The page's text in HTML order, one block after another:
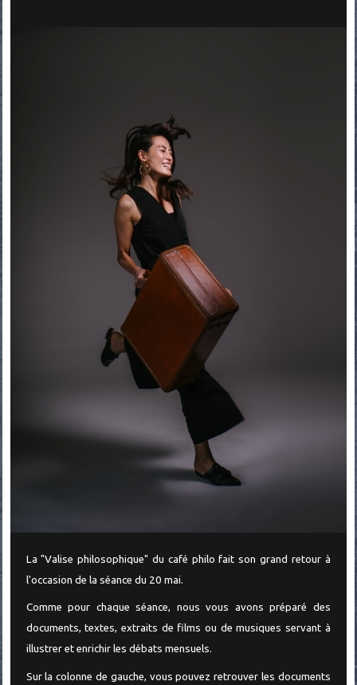
La "Valise philosophique" du café philo fait son grand retour à
l'occasion de la séance du 20 mai.
Comme pour chaque séance, nous vous avons préparé des
documents, textes, extraits de films ou de musiques servant à
illustrer et enrichir les débats mensuels.
Sur la colonne de gauche, vous pouvez retrouver les documents